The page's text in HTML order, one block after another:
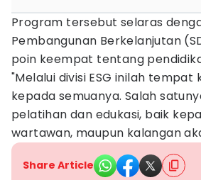
Program tersebut selaras
Pembangunan Berkelanjutan
poin keempat tentang
"Melalui divisi ESG inilah tempat
kepada semuanya. Salah
pelatihan dan edukasi, baik
wartawan, maupun kalangan
Share Article